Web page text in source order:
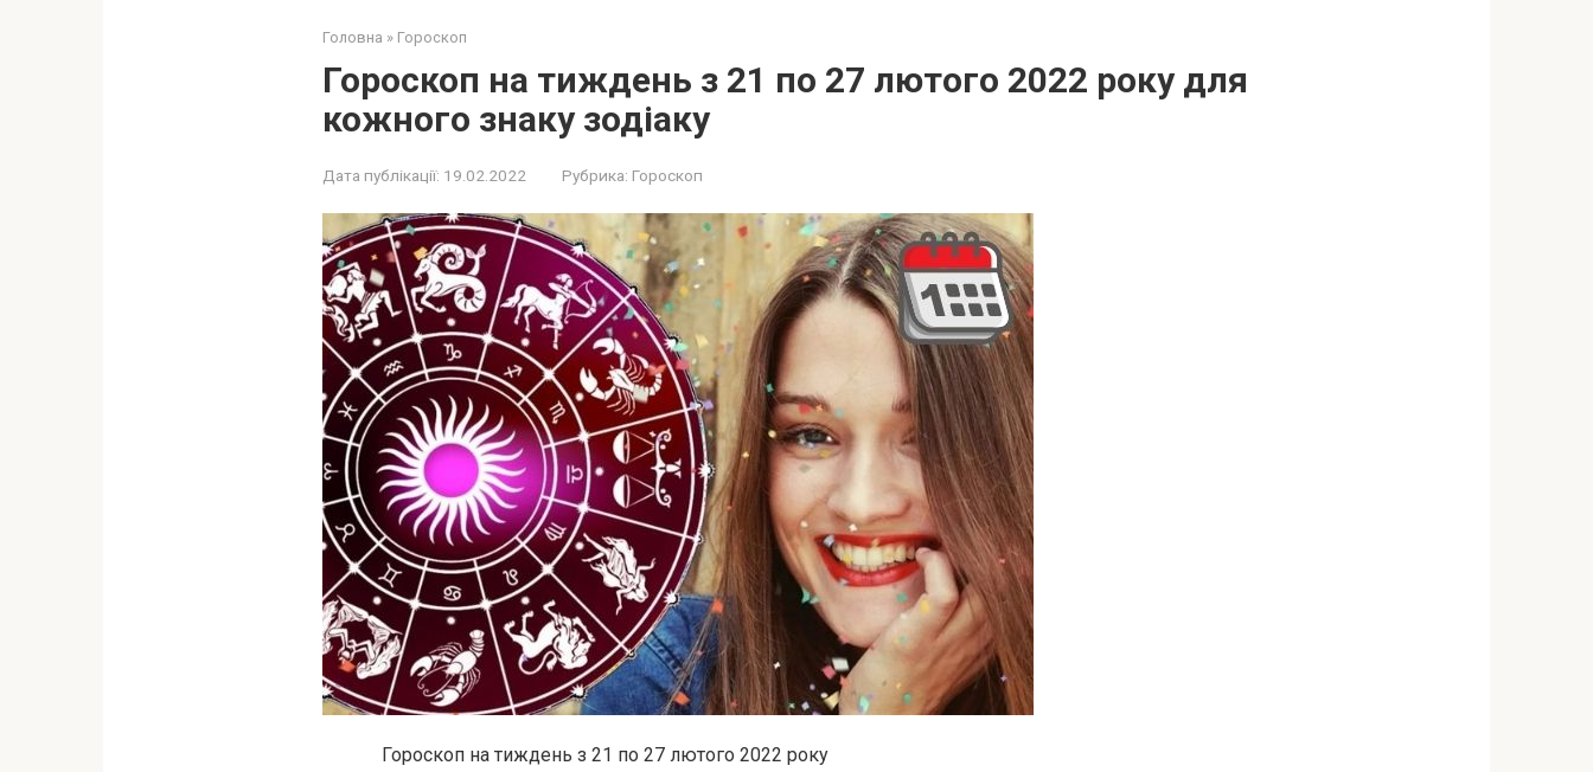
Головна » Гороскоп
Гороскоп на тиждень з 21 по 27 лютого 2022 року для
кожного знаку зодіаку
Дата публікації: 19.02.2022 Рубрика: Гороскоп
Гороскоп на тиждень з 21 по 27 лютого 2022 року